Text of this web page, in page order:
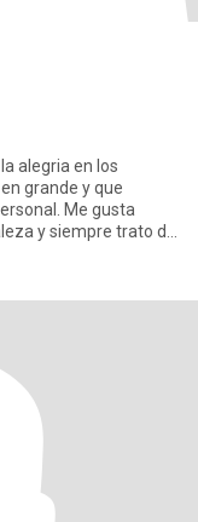
alegria en los
grande y que
Me gusta
y siempre trato de